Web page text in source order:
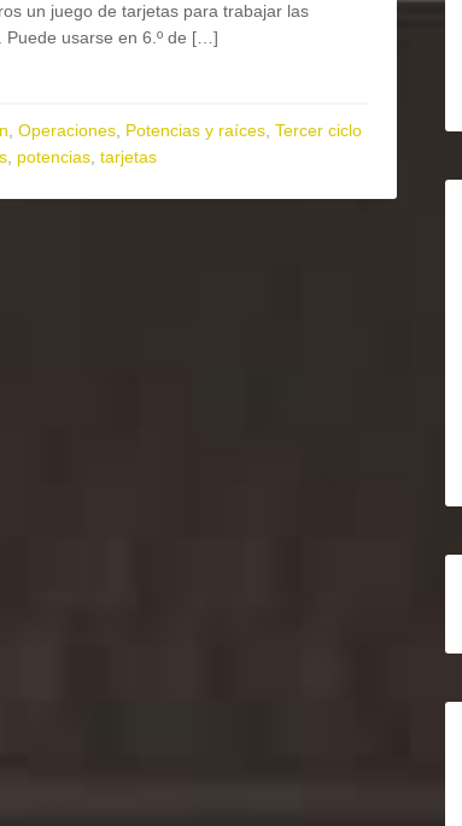
un juego de tarjetas para trabajar las
Puede usarse en 6.º de […]
Operaciones Potencias y raíces Tercer ciclo
potencias tarjetas